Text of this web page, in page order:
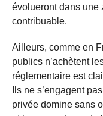
évolueront dans une
contribuable.
Ailleurs, comme en
publics n’achètent
réglementaire est
Ils ne s’engagent
privée domine sans